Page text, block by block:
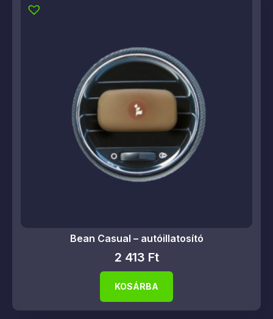
Bean Casual – autóillatosító
2 413 Ft
KOSÁRBA